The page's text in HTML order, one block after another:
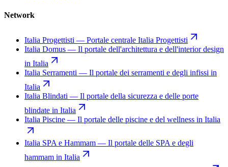
Network
Italia Progettisti — Portale centrale Italia Progettisti
Italia Domus — Il portale dell'architettura e dell'interior design
in Italia
Italia Serramenti — Il portale dei serramenti e degli infissi in
Italia
Italia Blindati — Il portale della sicurezza e delle porte
blindate in Italia
Italia Piscine — Il portale delle piscine e del wellness in Italia
Italia SPA e Hammam — Il portale delle SPA e degli
hammam in Italia